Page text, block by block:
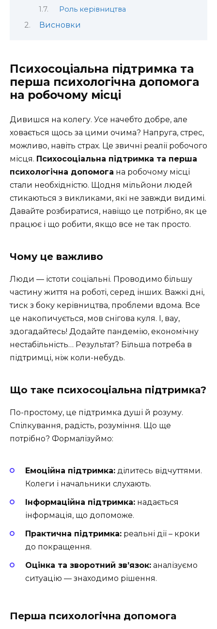
Роль керівництва
Висновки
Психосоціальна підтримка та
перша психологічна допомога
на робочому місці
Дивишся на колегу. Усе начебто добре, але
ховається щось за цими очима? Напруга, стрес,
можливо, навіть страх. Це звичні реалії робочого
місця. Психосоціальна підтримка та перша
психологічна допомога на робочому місці
стали необхідністю. Щодня мільйони людей
стикаються з викликами, які не завжди видимі.
Давайте розбиратися, навіщо це потрібно, як це
працює і що робити, якщо все не так просто.
Чому це важливо
Люди — істоти соціальні. Проводимо більшу
частину життя на роботі, серед інших. Важкі дні,
тиск з боку керівництва, проблеми вдома. Все
це накопичується, мов снігова куля. І, вау,
здогадайтесь! Додайте пандемію, економічну
нестабільність… Результат? Більша потреба в
підтримці, ніж коли-небудь.
Що таке психосоціальна підтримка?
По-простому, це підтримка душі й розуму.
Спілкування, радість, розуміння. Що ще
потрібно? Формалізуймо:
Емоційна підтримка: ділитесь відчуттями.
Колеги і начальники слухають.
Інформаційна підтримка: надається
інформація, що допоможе.
Практична підтримка: реальні дії – кроки
до покращення.
Оцінка та зворотний зв’язок: аналізуємо
ситуацію — знаходимо рішення.
Перша психологічна допомога